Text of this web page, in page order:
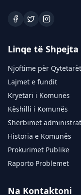
Linqe të Shpejta
Njoftime për Qytetarët
Lajmet e fundit
Kryetari i Komunës
Këshilli i Komunës
Shërbimet
Historia e Komunës
Prokurimet Publike
Raporto Problemet
Na Kontaktoni